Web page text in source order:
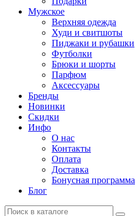
Мужское
Верхняя одежда
Худи и свитшоты
Пиджаки и рубашки
Футболки
Брюки и шорты
Парфюм
Аксессуары
Бренды
Новинки
Скидки
Инфо
О нас
Контакты
Оплата
Доставка
Бонусная программа
Блог